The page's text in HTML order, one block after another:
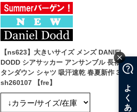
【ns623】大きいサイズ メンズ DANIEL
DODD シアサッカー アンサンブル 長袖 ボ
タンダウン シャツ 吸汗速乾 春夏新作 377-
sh260107 【fre】